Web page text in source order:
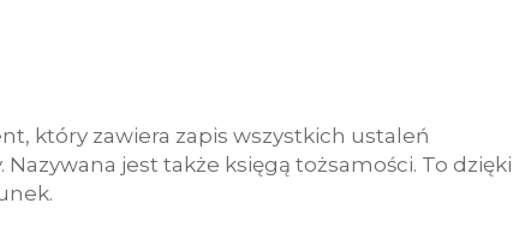
który zawiera zapis wszystkich ustaleń
jest także księgą tożsamości. To dzięki